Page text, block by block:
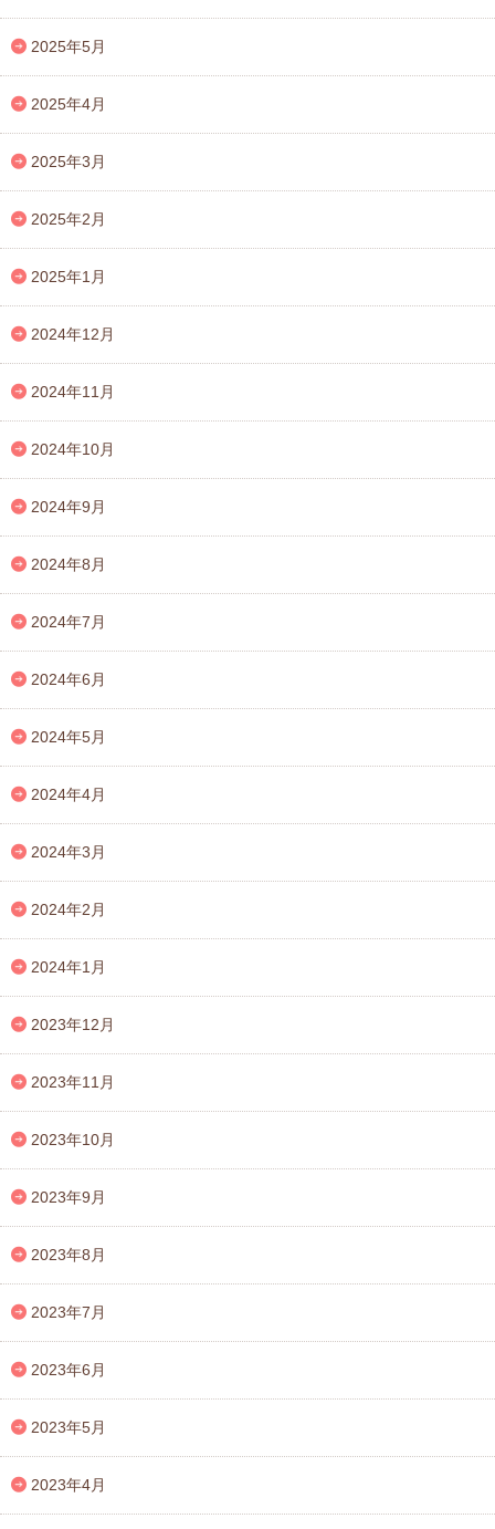
2025年5月
2025年4月
2025年3月
2025年2月
2025年1月
2024年12月
2024年11月
2024年10月
2024年9月
2024年8月
2024年7月
2024年6月
2024年5月
2024年4月
2024年3月
2024年2月
2024年1月
2023年12月
2023年11月
2023年10月
2023年9月
2023年8月
2023年7月
2023年6月
2023年5月
2023年4月